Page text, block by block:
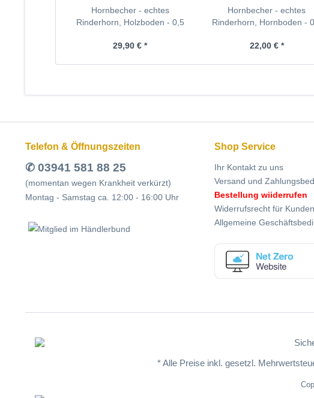
Hornbecher - echtes
Rinderhorn, Holzboden - 0,5
29,90 € *
Hornbecher - echtes
Rinderhorn, Hornboden -
22,00 € *
Telefon & Öffnungszeiten
✆ 03941 581 88 25
(momentan wegen Krankheit verkürzt)
Montag - Samstag ca. 12:00 - 16:00 Uhr
Shop Service
Ihr Kontakt zu uns
Versand und
Bestellung wiiderrufen
Widerrufsrecht für Kunden
Allgemeine
* Alle Preise inkl. gesetzl.